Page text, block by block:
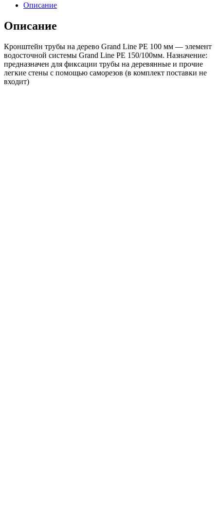
дерево
GL
PE
мм
RAL
7024
мокрый
асфальт
Описание
Описание
Кронштейн трубы на дерево Grand Line PE 100 мм — элемент
водосточной системы Grand Line PE 150/100мм. Назначение:
предназначен для фиксации трубы на деревянные и прочие
легкие стены с помощью саморезов (в комплект поставки не
входит)